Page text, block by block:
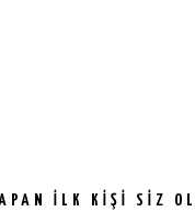
ILK KIŞI SIZ